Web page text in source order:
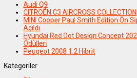
Audi Q9
CITROËN C3 AIRCROSS COLLECTION
MINI Cooper Paul Smith Edition Ön
Açıldı
Hyundai Red Dot Design Concept
Ödülleri
Peugeot 2008 1.2 Hibrit
Kategoriler